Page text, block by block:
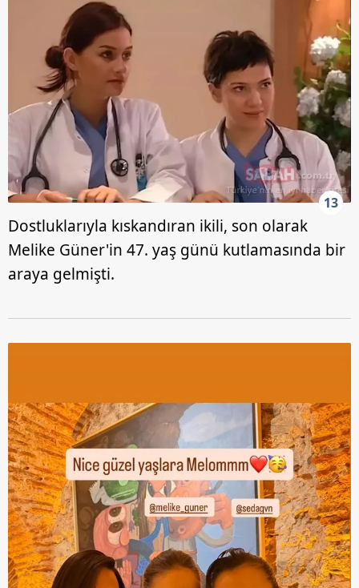
13
Dostluklarıyla kıskandıran ikili, son olarak
Melike Güner'in 47. yaş günü kutlamasında bir
araya gelmişti.